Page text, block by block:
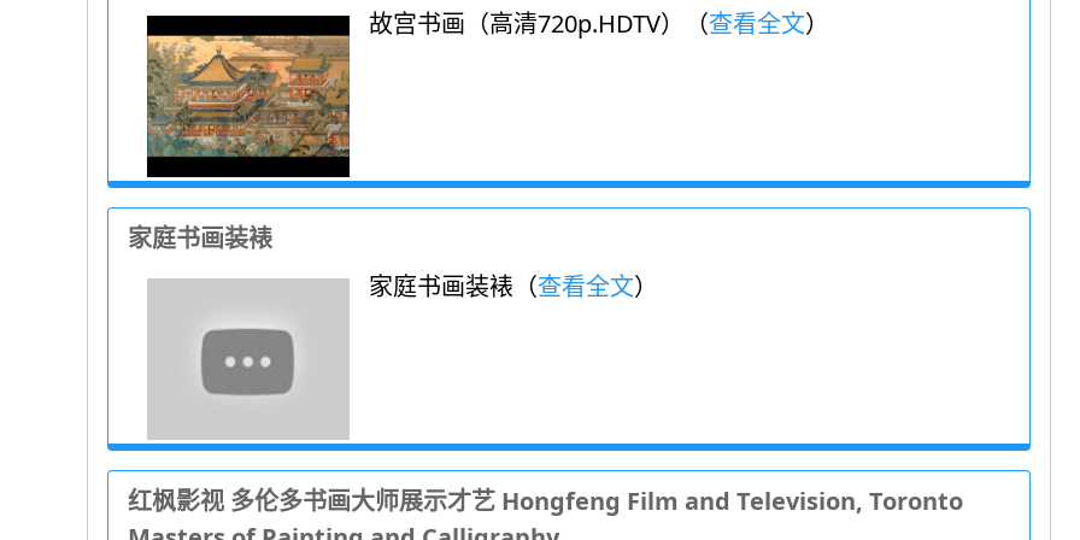
故宫书画（高清720p.HDTV）（查看全文）
家庭书画装裱
家庭书画装裱（查看全文）
红枫影视 多伦多书画大师展示才艺 Hongfeng Film and Television, Toronto